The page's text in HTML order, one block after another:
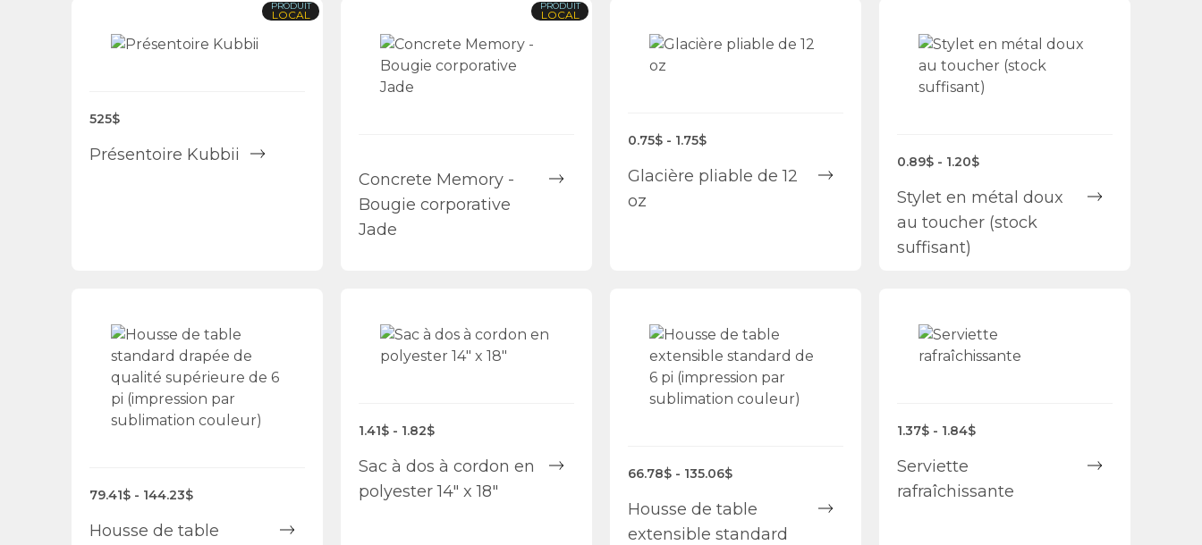
PRODUIT
LOCAL
525$
Présentoire Kubbii
PRODUIT
LOCAL
Concrete Memory -
Bougie corporative
Jade
0.75$ - 1.75$
Glacière pliable de 12
oz
0.89$ - 1.20$
Stylet en métal doux
au toucher (stock
suffisant)
79.41$ - 144.23$
Housse de table
1.41$ - 1.82$
Sac à dos à cordon en
polyester 14" x 18"
66.78$ - 135.06$
Housse de table
extensible standard
1.37$ - 1.84$
Serviette
rafraîchissante